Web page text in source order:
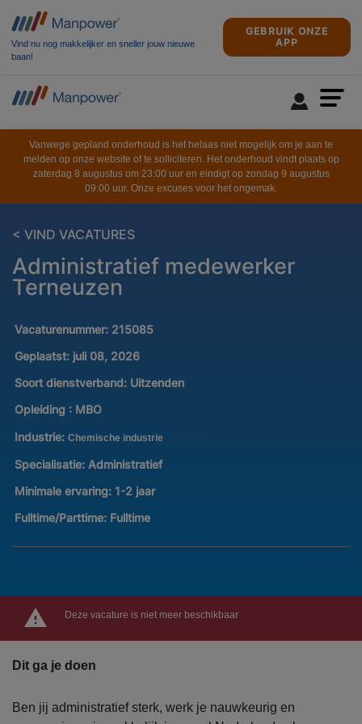
Vind nu nog makkelijker en sneller jouw nieuwe
baan!
GEBRUIK ONZE
APP
Vanwege gepland onderhoud is het helaas niet mogelijk om je aan te
melden op onze website of te solliciteren. Het onderhoud vindt plaats op
zaterdag 8 augustus om 23:00 uur en eindigt op zondag 9 augustus
09:00 uur. Onze excuses voor het ongemak.
< VIND VACATURES
Administratief medewerker
Terneuzen
Vacaturenummer: 215085
Geplaatst: juli 08, 2026
Soort dienstverband: Uitzenden
Opleiding : MBO
Industrie: Chemische industrie
Specialisatie: Administratief
Minimale ervaring: 1-2 jaar
Fulltime/Parttime: Fulltime
Deze vacature is niet meer beschikbaar
Dit ga je doen
Ben jij administratief sterk, werk je nauwkeurig en